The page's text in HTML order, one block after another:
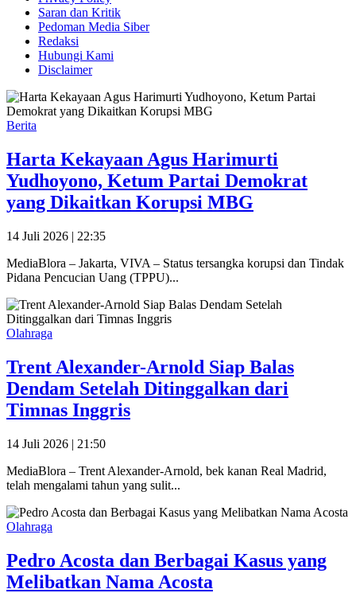
Saran dan Kritik
Pedoman Media Siber
Redaksi
Hubungi Kami
Disclaimer
Berita
Harta Kekayaan Agus Harimurti
Yudhoyono, Ketum Partai Demokrat
yang Dikaitkan Korupsi MBG
14 Juli 2026 | 22:35
MediaBlora – Jakarta, VIVA – Status tersangka korupsi dan Tindak
Pidana Pencucian Uang (TPPU)...
Olahraga
Trent Alexander-Arnold Siap Balas
Dendam Setelah Ditinggalkan dari
Timnas Inggris
14 Juli 2026 | 21:50
MediaBlora – Trent Alexander-Arnold, bek kanan Real Madrid,
telah mengalami tahun yang sulit...
Olahraga
Pedro Acosta dan Berbagai Kasus yang
Melibatkan Nama Acosta